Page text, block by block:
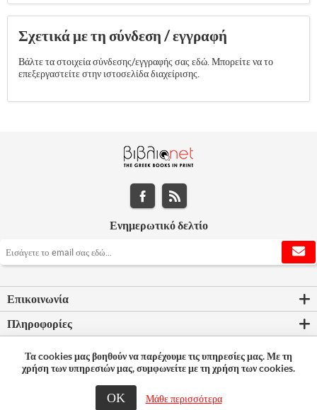
Σχετικά με τη σύνδεση / εγγραφή
Βάλτε τα στοιχεία σύνδεσης/εγγραφής σας εδώ. Μπορείτε να το
επεξεργαστείτε στην ιστοσελίδα διαχείρισης.
Ενημερωτικό δελτίο
Επικοινωνία
Πληροφορίες
Ο λογαριασμός μου
© 2026 Bookleader
Τα cookies μας βοηθούν να παρέχουμε τις υπηρεσίες μας. Με τη
χρήση των υπηρεσιών μας, συμφωνείτε με τη χρήση των cookies.
ΟΚ Μάθε περισσότερα